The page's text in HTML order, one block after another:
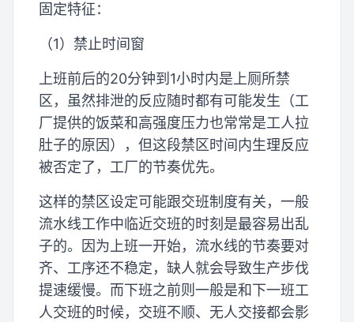
固定特征：
（1）禁止时间窗
上班前后的20分钟到1小时内是上厕所禁
区，虽然排泄的反应随时都有可能发生（工
厂提供的饭菜和高强度压力也常常是工人拉
肚子的原因），但这段禁区时间内生理反应
被否定了，工厂的节奏优先。
这样的禁区设定可能跟交班制度有关，一般
流水线工作中临近交班的时刻是最容易出乱
子的。因为上班一开始，流水线的节奏要对
齐、工序还不稳定，缺人就会导致生产步伐
提速缓慢。而下班之前则一般是和下一班工
人交班的时候，交班不顺、无人交接都会影